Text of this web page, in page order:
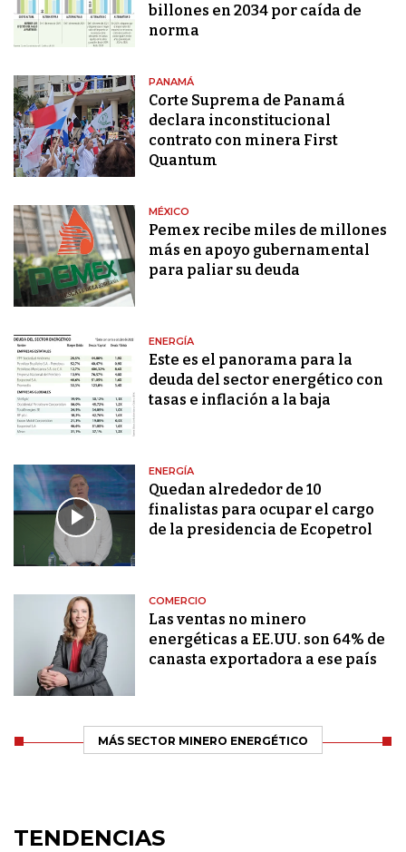
billones en 2034 por caída de
norma
PANAMÁ
Corte Suprema de Panamá
declara inconstitucional
contrato con minera First
Quantum
MÉXICO
Pemex recibe miles de millones
más en apoyo gubernamental
para paliar su deuda
ENERGÍA
Este es el panorama para la
deuda del sector energético con
tasas e inflación a la baja
ENERGÍA
Quedan alrededor de 10
finalistas para ocupar el cargo
de la presidencia de Ecopetrol
COMERCIO
Las ventas no minero
energéticas a EE.UU. son 64% de
canasta exportadora a ese país
MÁS SECTOR MINERO ENERGÉTICO
TENDENCIAS